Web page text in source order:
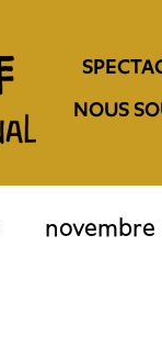
NOUS
novembre